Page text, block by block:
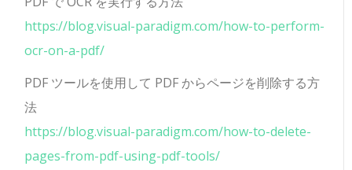
https://blog.visual-paradigm.com/how-to-perform-
ocr-on-a-pdf/
PDF ツールを使用して PDF からページを削除する方
法
https://blog.visual-paradigm.com/how-to-delete-
pages-from-pdf-using-pdf-tools/